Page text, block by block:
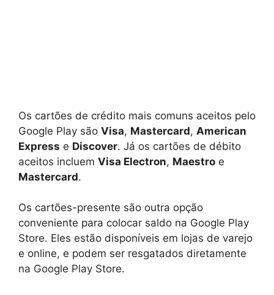
Os cartões de crédito mais comuns aceitos pelo
Google Play são Visa, Mastercard, American
Express e Discover. Já os cartões de débito
aceitos incluem Visa Electron, Maestro e
Mastercard.
Os cartões-presente são outra opção
conveniente para colocar saldo na Google Play
Store. Eles estão disponíveis em lojas de varejo
e online, e podem ser resgatados diretamente
na Google Play Store.